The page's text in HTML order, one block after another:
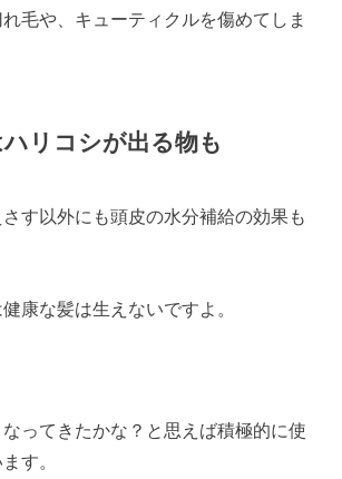
毛や、キューティクルを傷めてしま
リコシが出る物も
す以外にも頭皮の水分補給の効果も
康な髪は生えないですよ。
ってきたかな？と思えば積極的に使
す。